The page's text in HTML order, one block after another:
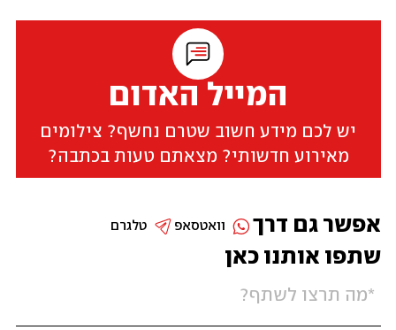
המייל האדום
יש לכם מידע חשוב שטרם נחשף? צילומים
מאירוע חדשותי? מצאתם טעות בכתבה?
שתפו אותנו כאן
אפשר גם דרך טלגרם וואטסאפ